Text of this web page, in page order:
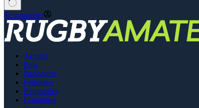
Se connecter
Accueil
Pros
Nationales
Fédérales
Régionales
Féminines